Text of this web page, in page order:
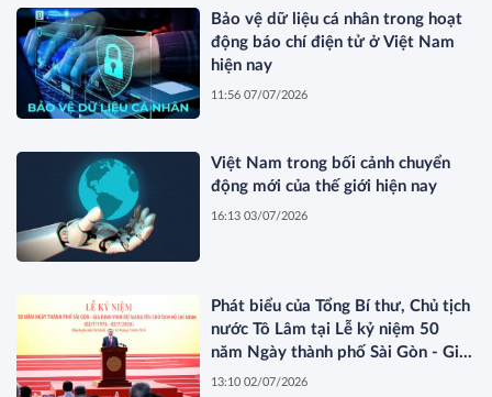
Bảo vệ dữ liệu cá nhân trong hoạt
động báo chí điện tử ở Việt Nam
hiện nay
11:56 07/07/2026
Việt Nam trong bối cảnh chuyển
động mới của thế giới hiện nay
16:13 03/07/2026
Phát biểu của Tổng Bí thư, Chủ tịch
nước Tô Lâm tại Lễ kỷ niệm 50
năm Ngày thành phố Sài Gòn - Gia
Định vinh dự mang tên Chủ tịch Hồ
13:10 02/07/2026